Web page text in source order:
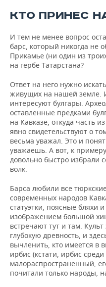
КТО ПРИНЕС
И тем не менее вопрос
барс, который никогда не
Прикамье (ни один из
на гербе Татарстана?
Ответ на него нужно
живущих на нашей земле.
интересуют булгары.
оставленные предками
на Кавказе, откуда часть
явно свидетельствуют о
весьма уважал. Это и
уважаешь. А вот, к
довольно быстро избрали
волк.
Барса любили все
современных народов
статуэтки, поясные бляхи
изображением большой
встречают тут и там.
глубокую древность, и
вычленить, кто имеется в
ирбис (кстати, ирбис
малораспространенный,
почитали только народы,